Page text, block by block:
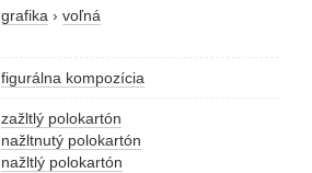
grafika › voľná
figurálna kompozícia
zažltlý polokartón
nažltnutý polokartón
nažltlý polokartón